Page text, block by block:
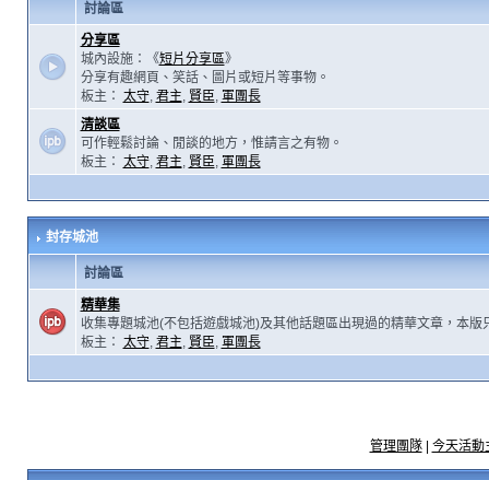
討論區
分享區
城內設施：《短片分享區》
分享有趣網頁、笑話、圖片或短片等事物。
板主： 太守, 君主, 賢臣, 軍團長
清談區
可作輕鬆討論、閒談的地方，惟請言之有物。
板主： 太守, 君主, 賢臣, 軍團長
封存城池
討論區
精華集
收集專題城池(不包括遊戲城池)及其他話題區出現過的精華文章，本版
板主： 太守, 君主, 賢臣, 軍團長
管理團隊| 今天活動